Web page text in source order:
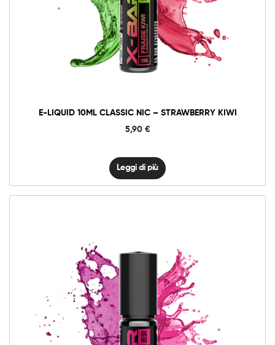
E-LIQUID 10ML CLASSIC NIC – STRAWBERRY KIWI
5,90 €
Leggi di più